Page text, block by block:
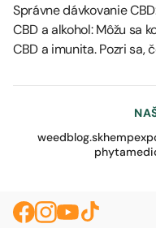
Správne dávkovanie
CBD a alkohol: Môžu sa
CBD a imunita. Pozri sa,
weedblog.sk